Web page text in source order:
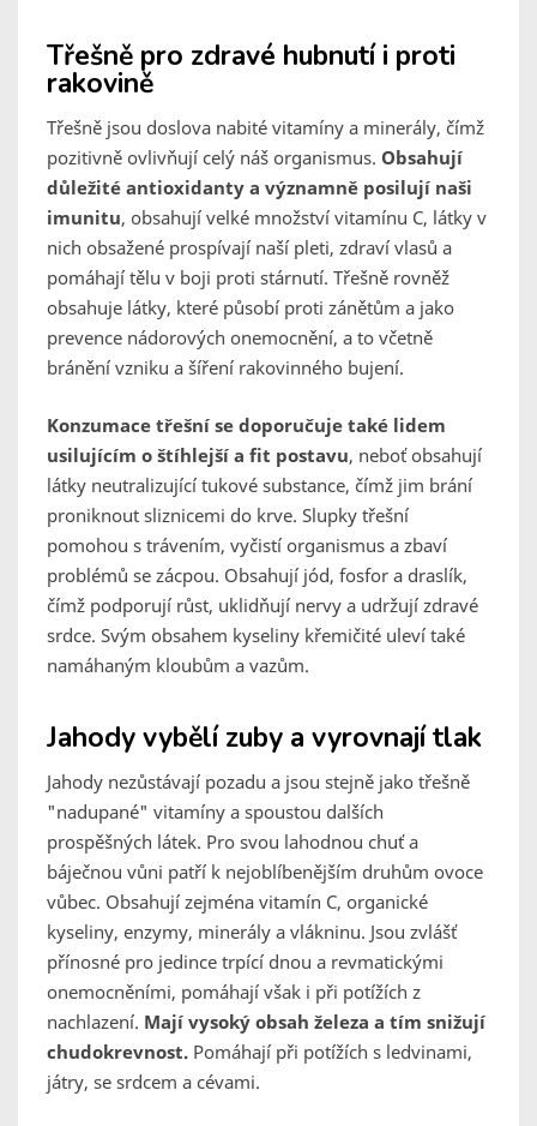
Třešně pro zdravé hubnutí i proti
rakovině
Třešně jsou doslova nabité vitamíny a minerály, čímž
pozitivně ovlivňují celý náš organismus. Obsahují
důležité antioxidanty a významně posilují naši
imunitu, obsahují velké množství vitamínu C, látky v
nich obsažené prospívají naší pleti, zdraví vlasů a
pomáhají tělu v boji proti stárnutí. Třešně rovněž
obsahuje látky, které působí proti zánětům a jako
prevence nádorových onemocnění, a to včetně
bránění vzniku a šíření rakovinného bujení.
Konzumace třešní se doporučuje také lidem
usilujícím o štíhlejší a fit postavu, neboť obsahují
látky neutralizující tukové substance, čímž jim brání
proniknout sliznicemi do krve. Slupky třešní
pomohou s trávením, vyčistí organismus a zbaví
problémů se zácpou. Obsahují jód, fosfor a draslík,
čímž podporují růst, uklidňují nervy a udržují zdravé
srdce. Svým obsahem kyseliny křemičité uleví také
namáhaným kloubům a vazům.
Jahody vybělí zuby a vyrovnají tlak
Jahody nezůstávají pozadu a jsou stejně jako třešně
"nadupané" vitamíny a spoustou dalších
prospěšných látek. Pro svou lahodnou chuť a
báječnou vůni patří k nejoblíbenějším druhům ovoce
vůbec. Obsahují zejména vitamín C, organické
kyseliny, enzymy, minerály a vlákninu. Jsou zvlášť
přínosné pro jedince trpící dnou a revmatickými
onemocněními, pomáhají však i při potížích z
nachlazení. Mají vysoký obsah železa a tím snižují
chudokrevnost. Pomáhají při potížích s ledvinami,
játry, se srdcem a cévami.